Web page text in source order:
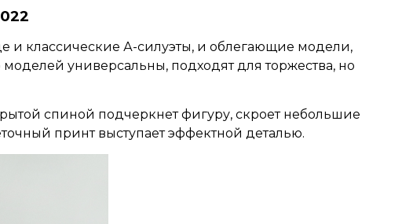
и классические А-силуэты, и облегающие модели,
универсальны, подходят для торжества, но
спиной подчеркнет фигуру, скроет небольшие
принт выступает эффектной деталью.